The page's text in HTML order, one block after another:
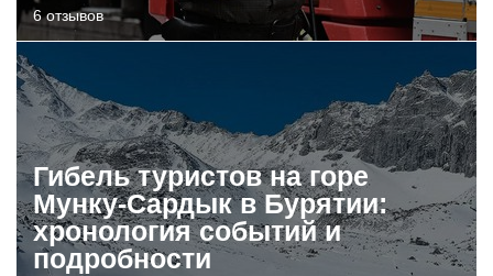
6 отзывов
Гибель туристов на горе
Мунку-Сардык в Бурятии:
хронология событий и
подробности